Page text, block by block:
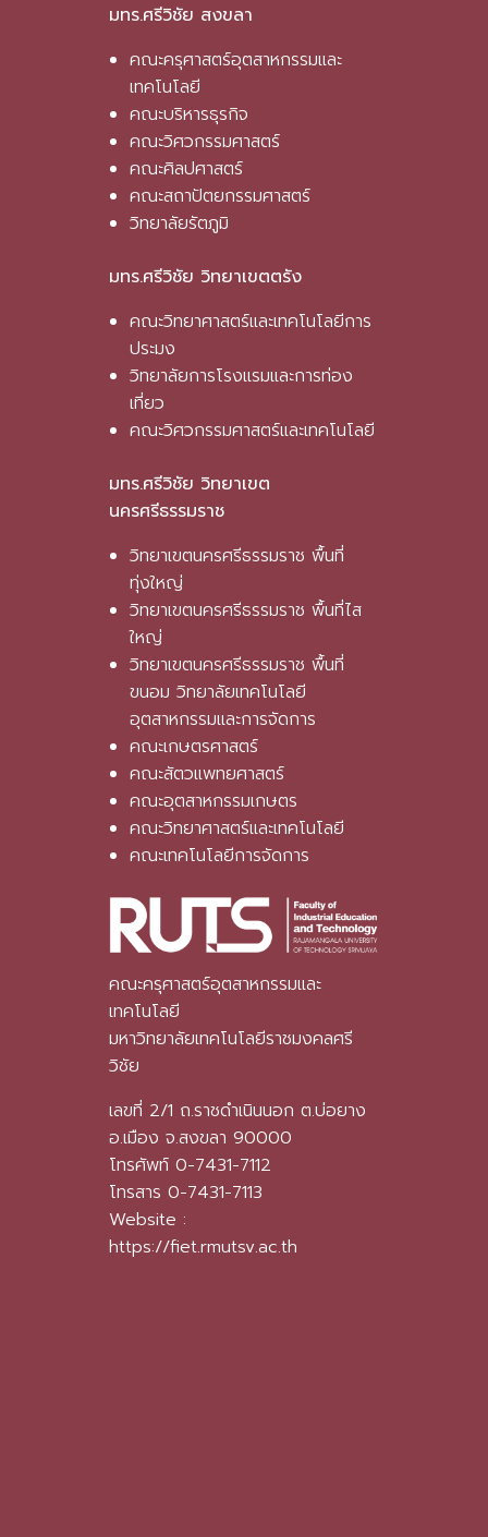
มทร.ศรีวิชัย สงขลา
คณะครุศาสตร์อุตสาหกรรมและ
เทคโนโลยี
คณะบริหารธุรกิจ
คณะวิศวกรรมศาสตร์
คณะศิลปศาสตร์
คณะสถาปัตยกรรมศาสตร์
วิทยาลัยรัตภูมิ
มทร.ศรีวิชัย วิทยาเขตตรัง
คณะวิทยาศาสตร์และเทคโนโลยีการ
ประมง
วิทยาลัยการโรงแรมและการท่อง
เที่ยว
คณะวิศวกรรมศาสตร์และเทคโนโลยี
มทร.ศรีวิชัย วิทยาเขต
นครศรีธรรมราช
วิทยาเขตนครศรีธรรมราช พื้นที่
ทุ่งใหญ่
วิทยาเขตนครศรีธรรมราช พื้นที่ไส
ใหญ่
วิทยาเขตนครศรีธรรมราช พื้นที่
ขนอม วิทยาลัยเทคโนโลยี
อุตสาหกรรมและการจัดการ
คณะเกษตรศาสตร์
คณะสัตวแพทยศาสตร์
คณะอุตสาหกรรมเกษตร
คณะวิทยาศาสตร์และเทคโนโลยี
คณะเทคโนโลยีการจัดการ
คณะครุศาสตร์อุตสาหกรรมและ
เทคโนโลยี
มหาวิทยาลัยเทคโนโลยีราชมงคลศรี
วิชัย
เลขที่ 2/1 ถ.ราชดำเนินนอก ต.บ่อยาง
อ.เมือง จ.สงขลา 90000
โทรศัพท์ 0-7431-7112
โทรสาร 0-7431-7113
Website :
https://fiet.rmutsv.ac.th